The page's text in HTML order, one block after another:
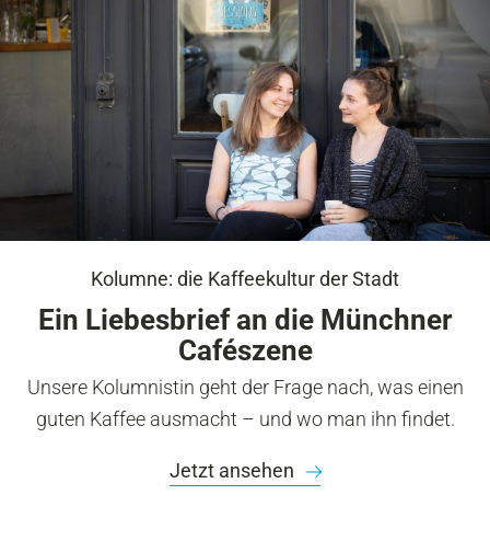
Kolumne: die Kaffeekultur der Stadt
Ein Liebesbrief an die Münchner
Cafészene
Unsere Kolumnistin geht der Frage nach, was einen
guten Kaffee ausmacht – und wo man ihn findet.
Jetzt ansehen